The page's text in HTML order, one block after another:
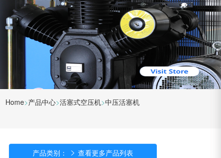
Home>产品中心>活塞式空压机>中压活塞机
产品类别：  查看更多产品列表